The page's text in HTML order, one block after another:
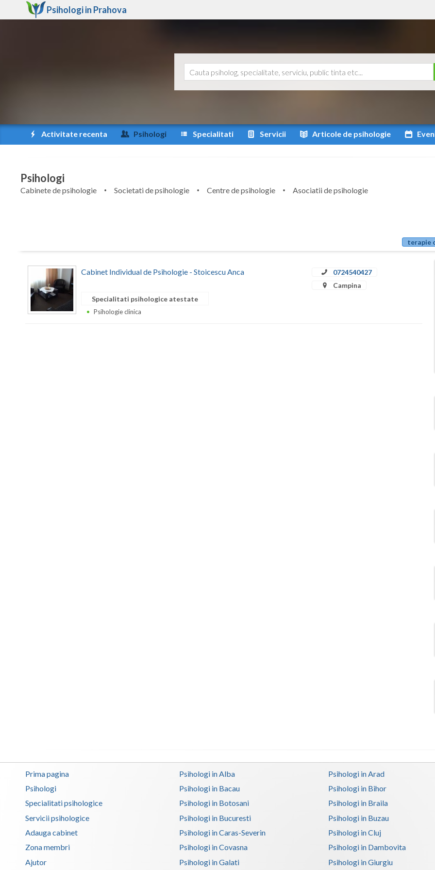
Psihologi in Prahova
Activitate recenta Psihologi Specialitati Servicii Articole de psihologie
Psihologi
Cabinete de psihologie Societati de psihologie Centre de psihologie
Asociatii de psihologie
terapie
Cabinet Individual de Psihologie - Stoicescu Anca
0724540427
Campina
Specialitati psihologice atestate
Psihologie clinica
Prima pagina
Psihologi
Specialitati psihologice
Servicii psihologice
Adauga cabinet
Zona membri
Ajutor
Psihologi in Alba Psihologi in Arad
Psihologi in Bacau
Psihologi in Bihor
Psihologi in Botosani
Psihologi in Braila
Psihologi in Bucuresti
Psihologi in Buzau
Psihologi in Caras-Severin
Psihologi in Cluj
Psihologi in Covasna
Psihologi in Dambovita
Psihologi in Galati
Psihologi in Giurgiu